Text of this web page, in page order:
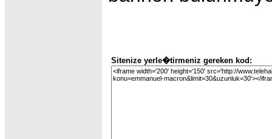
Sitenize yerle�tirmeniz gereken kod: